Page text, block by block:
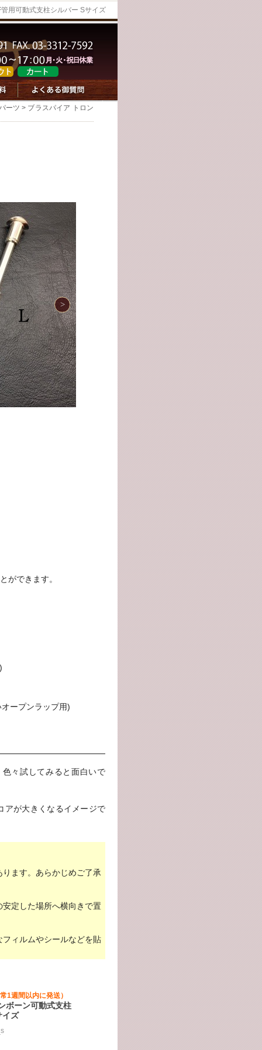
用可動式支柱シルバー Sサイズ
ーツ > ブラスパイア トロン
ができます。
ープンラップ用)
々試してみると面白いで
アが大きくなるイメージで
ます。あらかじめご了承
定した場所へ横向きで置
ィルムやシールなどを貼
1週間以内に発送）
ボーン可動式支柱
イズ